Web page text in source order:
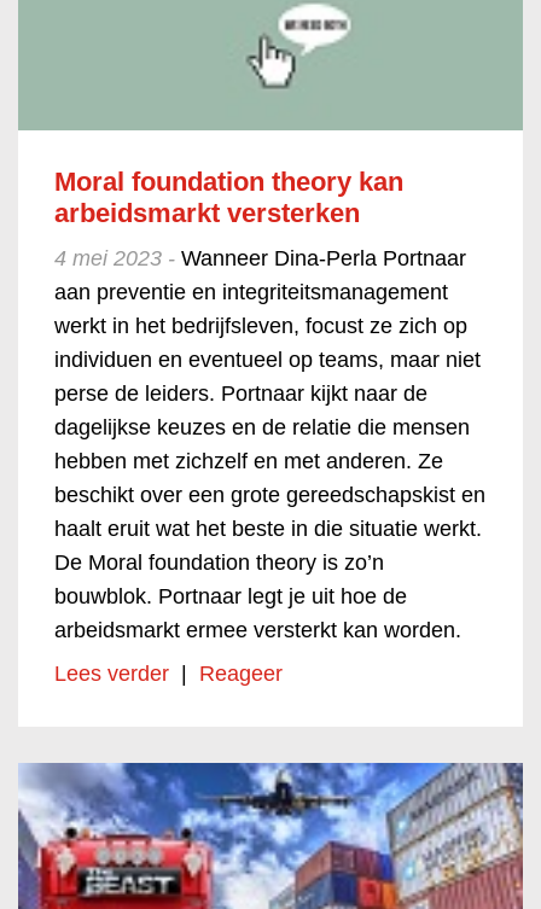
Moral foundation theory kan
arbeidsmarkt versterken
4 mei 2023 - Wanneer Dina-Perla Portnaar
aan preventie en integriteitsmanagement
werkt in het bedrijfsleven, focust ze zich op
individuen en eventueel op teams, maar niet
perse de leiders. Portnaar kijkt naar de
dagelijkse keuzes en de relatie die mensen
hebben met zichzelf en met anderen. Ze
beschikt over een grote gereedschapskist en
haalt eruit wat het beste in die situatie werkt.
De Moral foundation theory is zo’n
bouwblok. Portnaar legt je uit hoe de
arbeidsmarkt ermee versterkt kan worden.
Lees verder
Reageer